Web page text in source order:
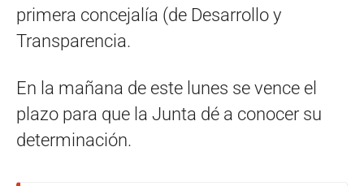
primera concejalía (de Desarrollo y
Transparencia.
En la mañana de este lunes se vence el
plazo para que la Junta dé a conocer su
determinación.